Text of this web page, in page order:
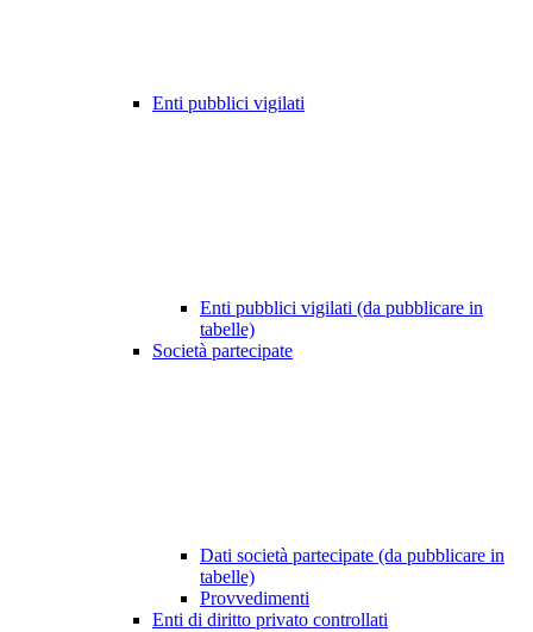
Enti pubblici vigilati
Enti pubblici vigilati (da pubblicare in
tabelle)
Società partecipate
Dati società partecipate (da pubblicare in
tabelle)
Provvedimenti
Enti di diritto privato controllati